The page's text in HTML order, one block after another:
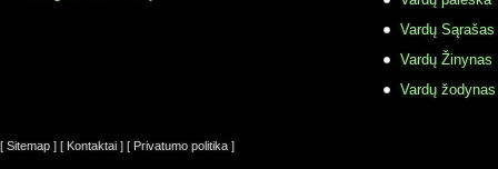
Vardų Sąrašas
Vardų Žinynas
Vardų
[ Sitemap ] [ Kontaktai ] [ Privatumo politika ]